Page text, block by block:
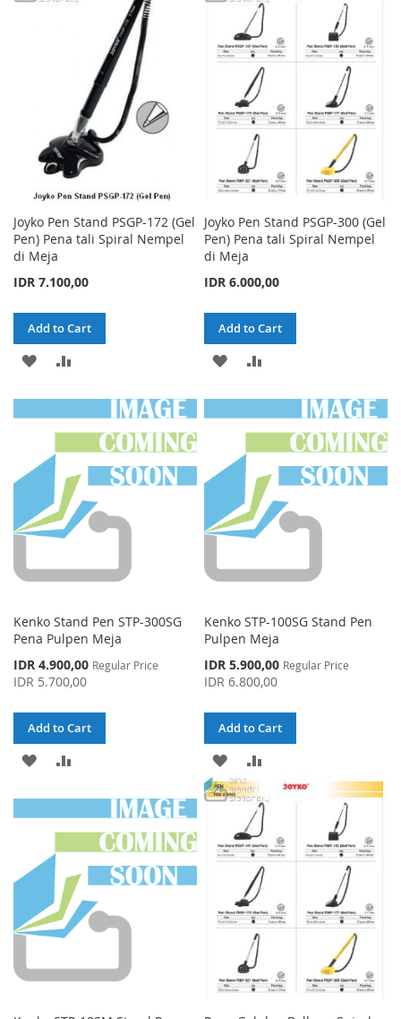
COMPARE
WISH
LIST
COMPARE
Joyko Pen Stand PSGP-172 (Gel
Pen) Pena tali Spiral Nempel
di Meja
IDR 7.100,00
Add to Cart
ADD
WISH
LIST
COMPARE
Joyko Pen Stand PSGP-300 (Gel
Pen) Pena tali Spiral Nempel
di Meja
IDR 6.000,00
Add to Cart
ADD
WISH
LIST
COMPARE
Kenko Stand Pen STP-300SG
Pena Pulpen Meja
Special
Price
IDR 4.900,00 Regular Price
IDR 5.700,00
Add to Cart
ADD
WISH
LIST
COMPARE
Kenko STP-100SG Stand Pen
Pulpen Meja
Special
Price
IDR 5.900,00 Regular Price
IDR 6.800,00
Add to Cart
ADD
TO
WISH
LIST
COMPARE